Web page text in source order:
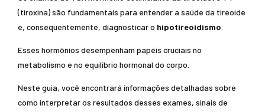
(tiroxina) são fundamentais para entender a saúde da tireoide
e, consequentemente, diagnosticar o hipotireoidismo
Esses hormônios desempenham papéis cruciais no
metabolismo e no equilíbrio hormonal do corpo.
Neste guia, você encontrará informações detalhadas sobre
como interpretar os resultados desses exames, sinais de